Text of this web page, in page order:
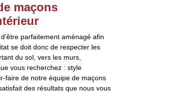
maçons
parfaitement aménagé afin
se doit donc de respecter les
du sol, vers les murs,
vous recherchez : style
faire de notre équipe de maçons
des résultats que nous vous